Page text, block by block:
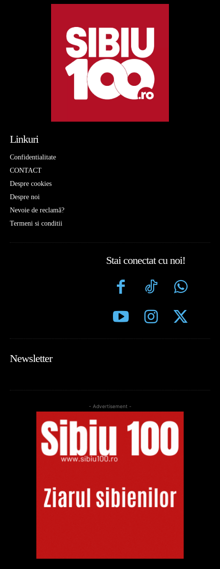
Linkuri
Confidentialitate
CONTACT
Despre cookies
Despre noi
Nevoie de reclamă?
Termeni si conditii
Stai conectat cu noi!
Newsletter
- Advertisement -